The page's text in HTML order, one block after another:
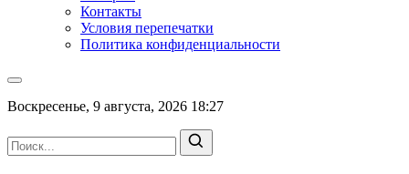
Контакты
Условия перепечатки
Политика конфиденциальности
Воскресенье, 9 августа, 2026 18:27